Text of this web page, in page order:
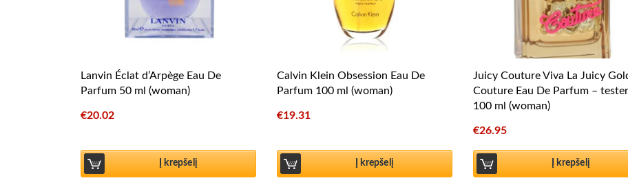
Lanvin Éclat d’Arpège Eau De
Parfum 50 ml (woman)
€20.02
Į krepšelį
Calvin Klein Obsession Eau De
Parfum 100 ml (woman)
€19.31
Į krepšelį
Juicy Couture Viva La Juicy
Couture Eau De Parfum – tester
100 ml (woman)
€26.95
Į krepšelį